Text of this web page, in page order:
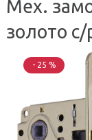
Мех.
золото
- 25 %